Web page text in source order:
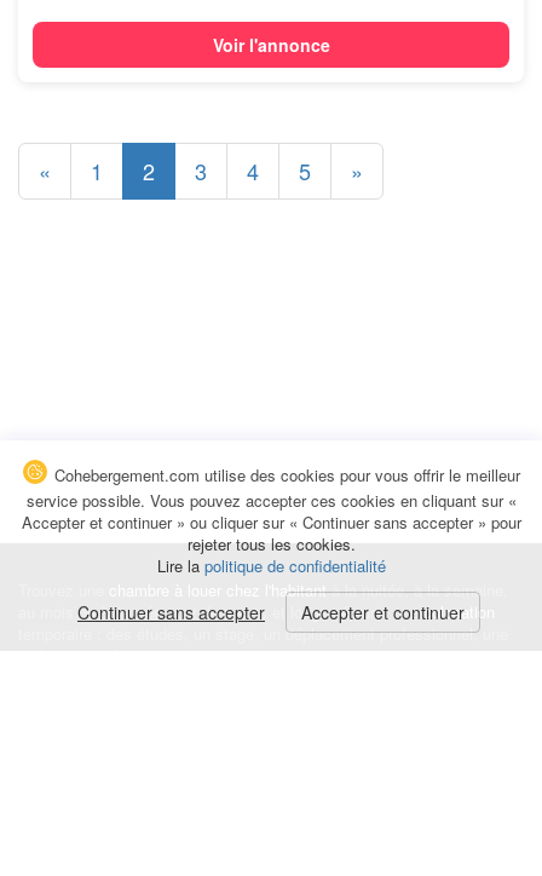
Voir l'annonce
« 1 2 3 4 5 »
chambre à louer chez l'habitantà la nuitée, à la semaine,
au mois ou à l'année pour de courts et longs séjours, unecolocation
temporaire : des études, un stage, un déplacement professionnel, une
Cohebergement.com utilise des cookies pour vous offrir le meilleur
service possible. Vous pouvez accepter ces cookies en cliquant sur «
Accepter et continuer » ou cliquer sur « Continuer sans accepter » pour
rejeter tous les cookies.
Lire la politique de confidentialité
Continuer sans accepter Accepter et continuer